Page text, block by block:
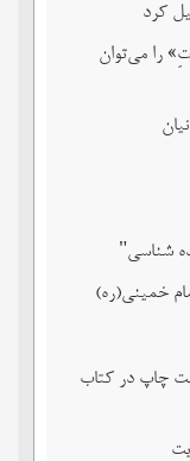
کرد
را می‌توان
شناسی"
خمینی(ره)
چاپ در کتاب